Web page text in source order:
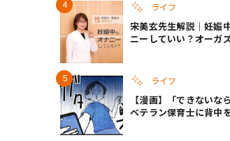
ライフ
宋美玄先生解説｜妊娠
ニーしていい？オーガ
ライフ
【漫画】「できないな
ベテラン保育士に背中